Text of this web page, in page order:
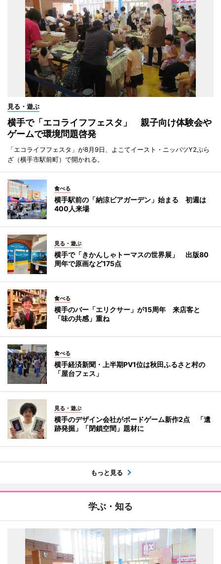
見る・遊ぶ
横手で「エコライフフェスタ」 親子向け体験会や
ゲームで環境問題啓発
「エコライフフェスタ」が8月9日、よこてイースト・ニッパツY2ぷら
ざ（横手市駅前町）で開かれる。
食べる
横手駅前の「納涼ビアガーデン」始まる 初週は
400人来場
見る・遊ぶ
横手で「きかんしゃトーマスの世界展」 出版80
周年で原画など175点
食べる
横手のバー「エリクサー」が15周年 来店客と
「味の共感」重ね
食べる
横手経済新聞・上半期PV1位は秋田ふるさと村の
「屋台フェス」
見る・遊ぶ
横手のデザイン会社がボードゲーム新作2点 「遺
跡発掘」「閉鎖空間」題材に
もっと見る
学ぶ・知る